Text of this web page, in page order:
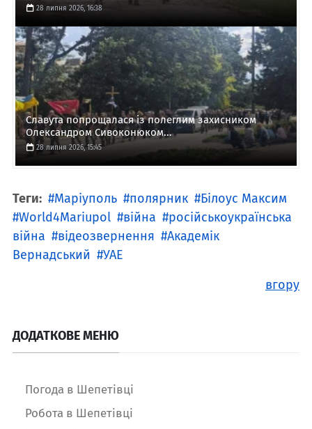
28 липня 2026, 16:38
Славута попрощалася із полеглим захисником
Олександром Сивоконюком...
28 липня 2026, 15:45
Теги: Маріуполь полярник
Білоус Максим
World4Mariupol
війна
російськоукраїнська
війна
відеозвернення
Академік
Вернадський
УАЕ
вгору
ДОДАТКОВЕ МЕНЮ
Погода в Шепетівці
Робота в Шепетівці